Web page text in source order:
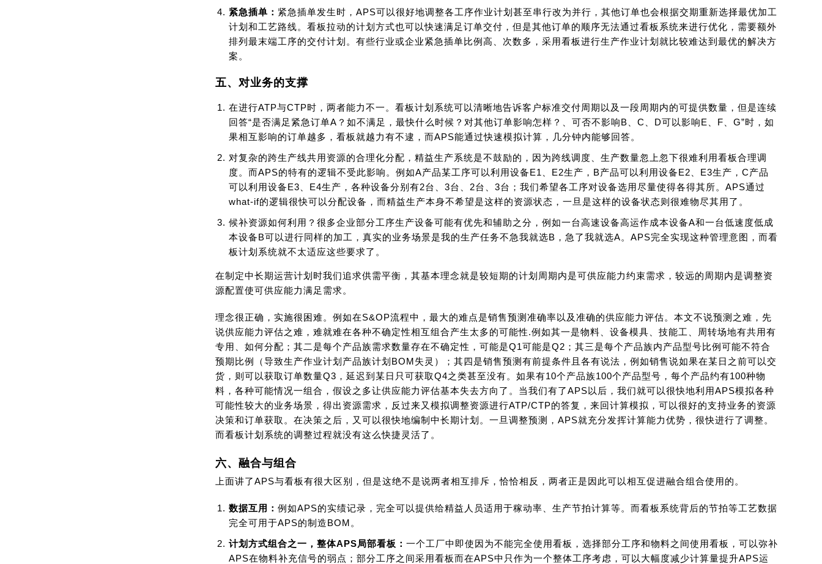
紧急插单： 紧急插单发生时，APS可以很好地调整各工序作业计划甚至串行改为并行，其他订单也会根据交期重新选择最优加工
计划和工艺路线。看板拉动的计划方式也可以快速满足订单交付，但是其他订单的顺序无法通过看板系统来进行优化，需要额外
排列最末端工序的交付计划。有些行业或企业紧急插单比例高、次数多，采用看板进行生产作业计划就比较难达到最优的解决方
案。
五、对业务的支撑
在进行ATP与CTP时，两者能力不一。看板计划系统可以清晰地告诉客户标准交付周期以及一段周期内的可提供数量，但是连续
回答“是否满足紧急订单A？如不满足，最快什么时候？对其他订单影响怎样？、可否不影响B、C、D可以影响E、F、G”时，如
果相互影响的订单越多，看板就越力有不逮，而APS能通过快速模拟计算，几分钟内能够回答。
对复杂的跨生产线共用资源的合理化分配，精益生产系统是不鼓励的，因为跨线调度、生产数量忽上忽下很难利用看板合理调
度。而APS的特有的逻辑不受此影响。例如A产品某工序可以利用设备E1、E2生产，B产品可以利用设备E2、E3生产，C产品
可以利用设备E3、E4生产，各种设备分别有2台、3台、2台、3台；我们希望各工序对设备选用尽量使得各得其所。APS通过
what-if的逻辑很快可以分配设备，而精益生产本身不希望是这样的资源状态，一旦是这样的设备状态则很难物尽其用了。
候补资源如何利用？很多企业部分工序生产设备可能有优先和辅助之分，例如一台高速设备高运作成本设备A和一台低速度低成
本设备B可以进行同样的加工，真实的业务场景是我的生产任务不急我就选B，急了我就选A。APS完全实现这种管理意图，而看
板计划系统就不太适应这些要求了。
在制定中长期运营计划时我们追求供需平衡，其基本理念就是较短期的计划周期内是可供应能力约束需求，较远的周期内是调整资
源配置使可供应能力满足需求。
理念很正确，实施很困难。例如在S&OP流程中，最大的难点是销售预测准确率以及准确的供应能力评估。本文不说预测之难，先
说供应能力评估之难，难就难在各种不确定性相互组合产生太多的可能性.例如其一是物料、设备模具、技能工、周转场地有共用有
专用、如何分配；其二是每个产品族需求数量存在不确定性，可能是Q1可能是Q2；其三是每个产品族内产品型号比例可能不符合
预期比例（导致生产作业计划产品族计划BOM失灵）；其四是销售预测有前提条件且各有说法，例如销售说如果在某日之前可以交
货，则可以获取订单数量Q3，延迟到某日只可获取Q4之类甚至没有。如果有10个产品族100个产品型号，每个产品约有100种物
料，各种可能情况一组合，假设之多让供应能力评估基本失去方向了。当我们有了APS以后，我们就可以很快地利用APS模拟各种
可能性较大的业务场景，得出资源需求，反过来又模拟调整资源进行ATP/CTP的答复，来回计算模拟，可以很好的支持业务的资源
决策和订单获取。在决策之后，又可以很快地编制中长期计划。一旦调整预测，APS就充分发挥计算能力优势，很快进行了调整。
而看板计划系统的调整过程就没有这么快捷灵活了。
六、融合与组合
上面讲了APS与看板有很大区别，但是这绝不是说两者相互排斥，恰恰相反，两者正是因此可以相互促进融合组合使用的。
数据互用： 例如APS的实绩记录，完全可以提供给精益人员适用于稼动率、生产节拍计算等。而看板系统背后的节拍等工艺数据
完全可用于APS的制造BOM。
计划方式组合之一，整体APS局部看板： 一个工厂中即使因为不能完全使用看板，选择部分工序和物料之间使用看板，可以弥补
APS在物料补充信号的弱点；部分工序之间采用看板而在APS中只作为一个整体工序考虑，可以大幅度减少计算量提升APS运